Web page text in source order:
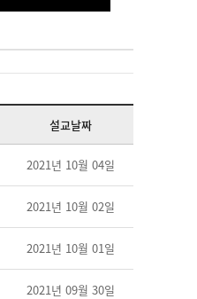
설교날짜
2021년 10월 04일
2021년 10월 02일
2021년 10월 01일
2021년 09월 30일